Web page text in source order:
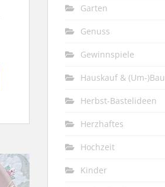
Garten
Genuss
Gewinnspiele
Hauskauf & (Um-)Bau
Herbst-Bastelideen
Herzhaftes
Hochzeit
Kinder